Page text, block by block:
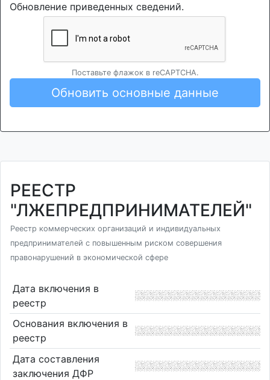
Обновление приведенных сведений.
Поставьте флажок в reCAPTCHA.
Обновить основные данные
РЕЕСТР
"ЛЖЕПРЕДПРИНИМАТЕЛЕЙ"
Реестр коммерческих организаций и индивидуальных
предпринимателей с повышенным риском совершения
правонарушений в экономической сфере
Дата включения в
реестр
Основания включения в
реестр
Дата составления
заключения ДФР